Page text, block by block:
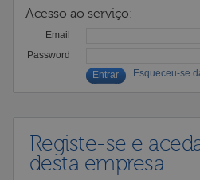
Acesso ao serviço:
Email
Password
Esqueceu-se
Registe-se e
desta empresa